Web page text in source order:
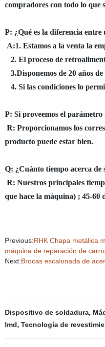
compradores con todo lo que
P: ¿Qué es la diferencia
A:1. Estamos a la venta la
2. El proceso de
3.Disponemos de 20 años
4. Si las condiciones lo
P: Si proveemos el
R: Proporcionamos los
producto puede estar bien.
Q: ¿Cuánto tiempo acerca de
R: Nuestros principales
que hace la máquina) ; 45-60
Previous:RHK Chapa metálica
máquina de reparación de
Next:Brocas escalonada de
Dispositivo de soldadura,
lmd, Tecnología de